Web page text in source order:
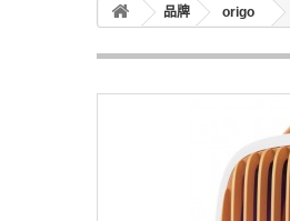
品牌 origo